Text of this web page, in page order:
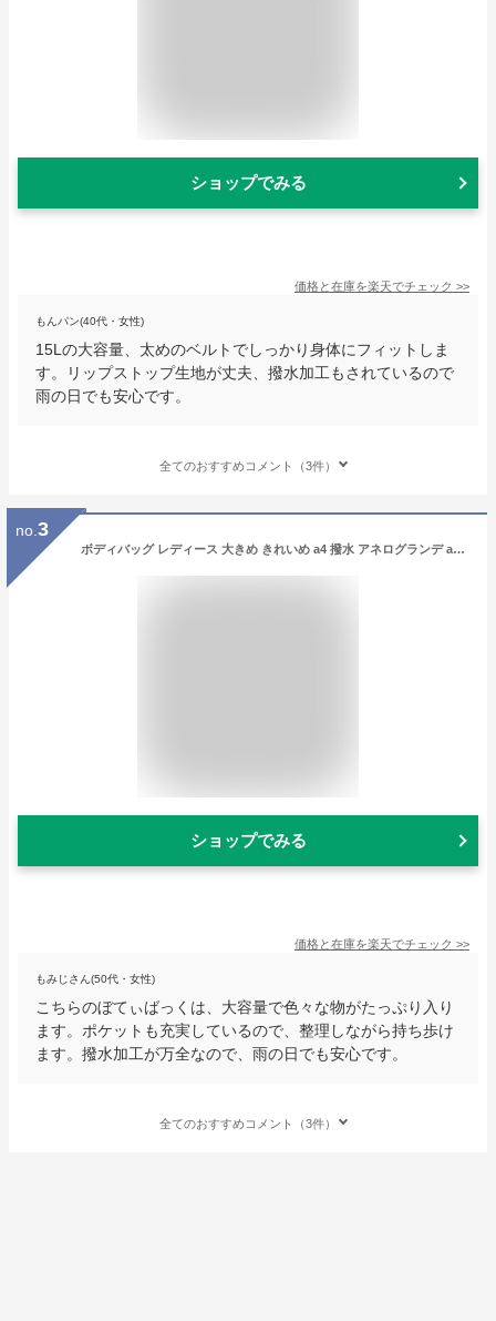
ショップでみる
価格と在庫を楽天でチェック >>
もんパン(40代・女性)
15Lの大容量、太めのベルトでしっかり身体にフィットしま
す。リップストップ生地が丈夫、撥水加工もされているので
雨の日でも安心です。
全てのおすすめコメント（3件）
no. 3
ボディバッグ レディース 大きめ きれいめ a4 撥水 アネログランデ anello キッズ 中学生 大容量 ブランド スポーツ ワンショルダーバッグ 通勤 自転車
ショップでみる
価格と在庫を楽天でチェック >>
もみじさん(50代・女性)
こちらのぼてぃばっくは、大容量で色々な物がたっぷり入り
ます。ポケットも充実しているので、整理しながら持ち歩け
ます。撥水加工が万全なので、雨の日でも安心です。
全てのおすすめコメント（3件）